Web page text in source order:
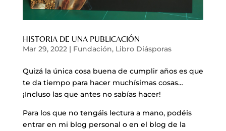
HISTORIA DE UNA PUBLICACIÓN
Mar 29, 2022| Fundación, Libro Diásporas
Quizá la única cosa buena de cumplir años es que
te da tiempo para hacer muchísimas cosas…
¡Incluso las que antes no sabías hacer!
Para los que no tengáis lectura a mano, podéis
entrar en mi blog personal o en el blog de la